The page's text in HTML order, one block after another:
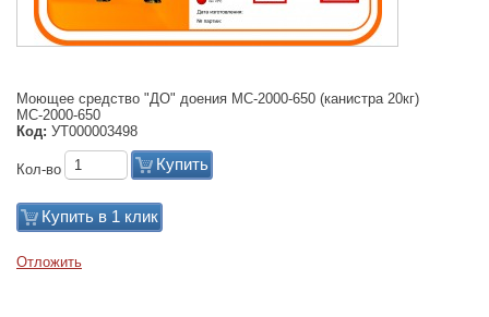
Моющее средство "ДО" доения МС-2000-650 (канистра 20кг)
МС-2000-650
Код: УТ000003498
Кол-во Купить
Купить в 1 клик
Отложить